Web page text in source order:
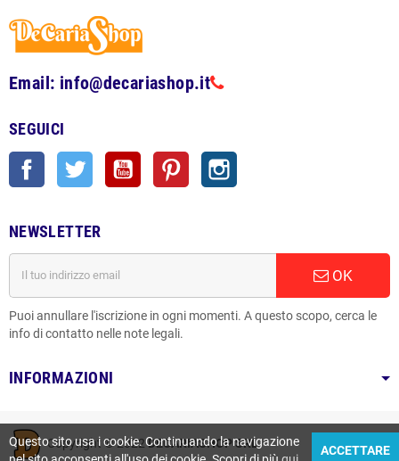
Email: info@decariashop.it
SEGUICI
Facebook Twitter YouTube Pinterest
NEWSLETTER
OK
Puoi annullare l'iscrizione in ogni momenti. A questo scopo, cerca le
info di contatto nelle note legali.
INFORMAZIONI
Copyright © 2022DECARIASHOP SRL
Questo sito usa i cookie. Continuando la navigazione
ACCETTARE